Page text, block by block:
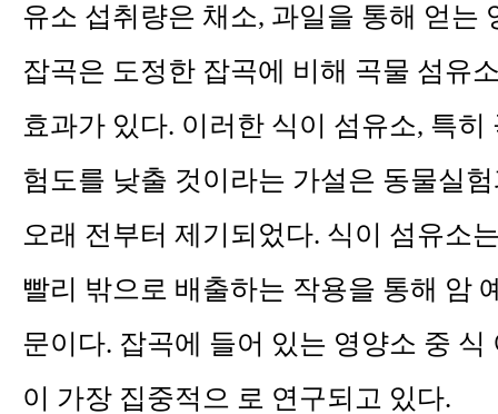
유소 섭취량은 채소, 과일을 통해 얻는
잡곡은 도정한 잡곡에 비해 곡물 섬유
효과가 있다. 이러한 식이 섬유소, 특
험도를 낮출 것이라는 가설은 동물실
오래 전부터 제기되었다. 식이 섬유소
빨리 밖으로 배출하는 작용을 통해 암
문이다. 잡곡에 들어 있는 영양소 중
이 가장 집중적으 로 연구되고 있다.